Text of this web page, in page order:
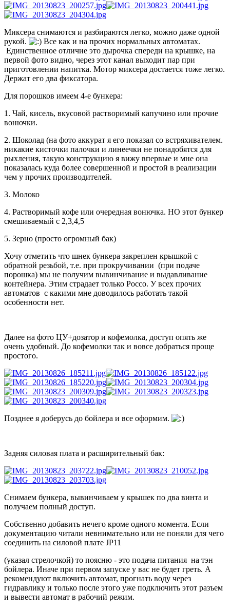
Миксера снимаются и разбираются легко, можно даже одной
рукой.
Все как и на прочих нормальных автоматах.
Единственное отличие это дырочка спереди на крышке, на
первой фото видно, через этот канал выходит пар при
приготовлении напитка. Мотор миксера достается тоже легко.
Держат его два фиксатора.
Для порошков имеем 4-е бункера:
1. Чай, кисель, вкусовой растворимый капучино или прочие
вонючки.
2. Шоколад (на фото аккурат я его показал со встряхивателем.
никакие кисточки палочки и линеечки не понадобятся для
рыхления, такую конструкцию я вижу впервые и мне она
показалась куда более совершенной и простой в реализации
чем у прочих производителей.
3. Молоко
4. Растворимый кофе или очередная вонючка. НО этот бункер
смешиваемый с 2,3,4,5
5. Зерно (просто огромный бак)
Хочу отметить что шнек бункера закреплен крышкой с
обратной резьбой, т.е. при прокручивании (при подаче
порошка) мы не получим вывинчивание и выдавливание
контейнера. Этим страдает только Россо. У всех прочих
автоматов с какими мне доводилось работать такой
особенности нет.
Далее на фото ЦУ+дозатор и кофемолка, доступ опять же
очень удобный. До кофемолки так и вовсе добраться проще
простого.
Позднее я доберусь до бойлера и все оформим.
Задняя силовая плата и расширительный бак:
Снимаем бункера, вывинчиваем у крышек по два винта и
получаем полный доступ.
Собственно добавить нечего кроме одного момента. Если
документацию читали невнимательно или не поняли для чего
соединить на силовой плате JP11
(указал стрелочкой) то поясню - это подача питания на тэн
бойлера. Иначе при первом запуске у вас не будет греть. А
рекомендуют включить автомат, прогнать воду через
гидравлику и только после этого уже подключить этот разъем
и вывести автомат в рабочий режим.